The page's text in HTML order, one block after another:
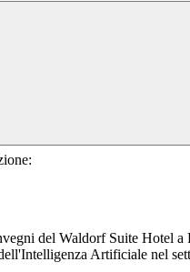
del Waldorf Suite
Artificiale nel